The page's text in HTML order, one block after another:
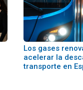
Los gases
acelerar la
transporte en